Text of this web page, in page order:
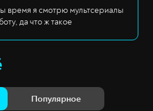
время я смотрю мультсериалы
да что ж такое
Популярное